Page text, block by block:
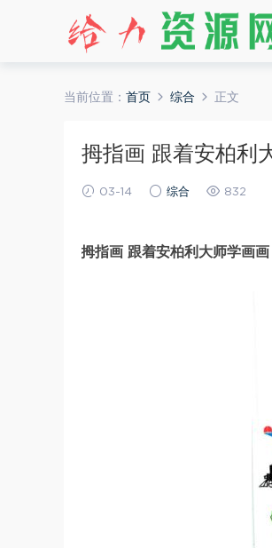
当前位置： 首页 综合 正文
拇指画 跟着安柏利
03-14 综合 832
拇指画 跟着安柏利大师学画